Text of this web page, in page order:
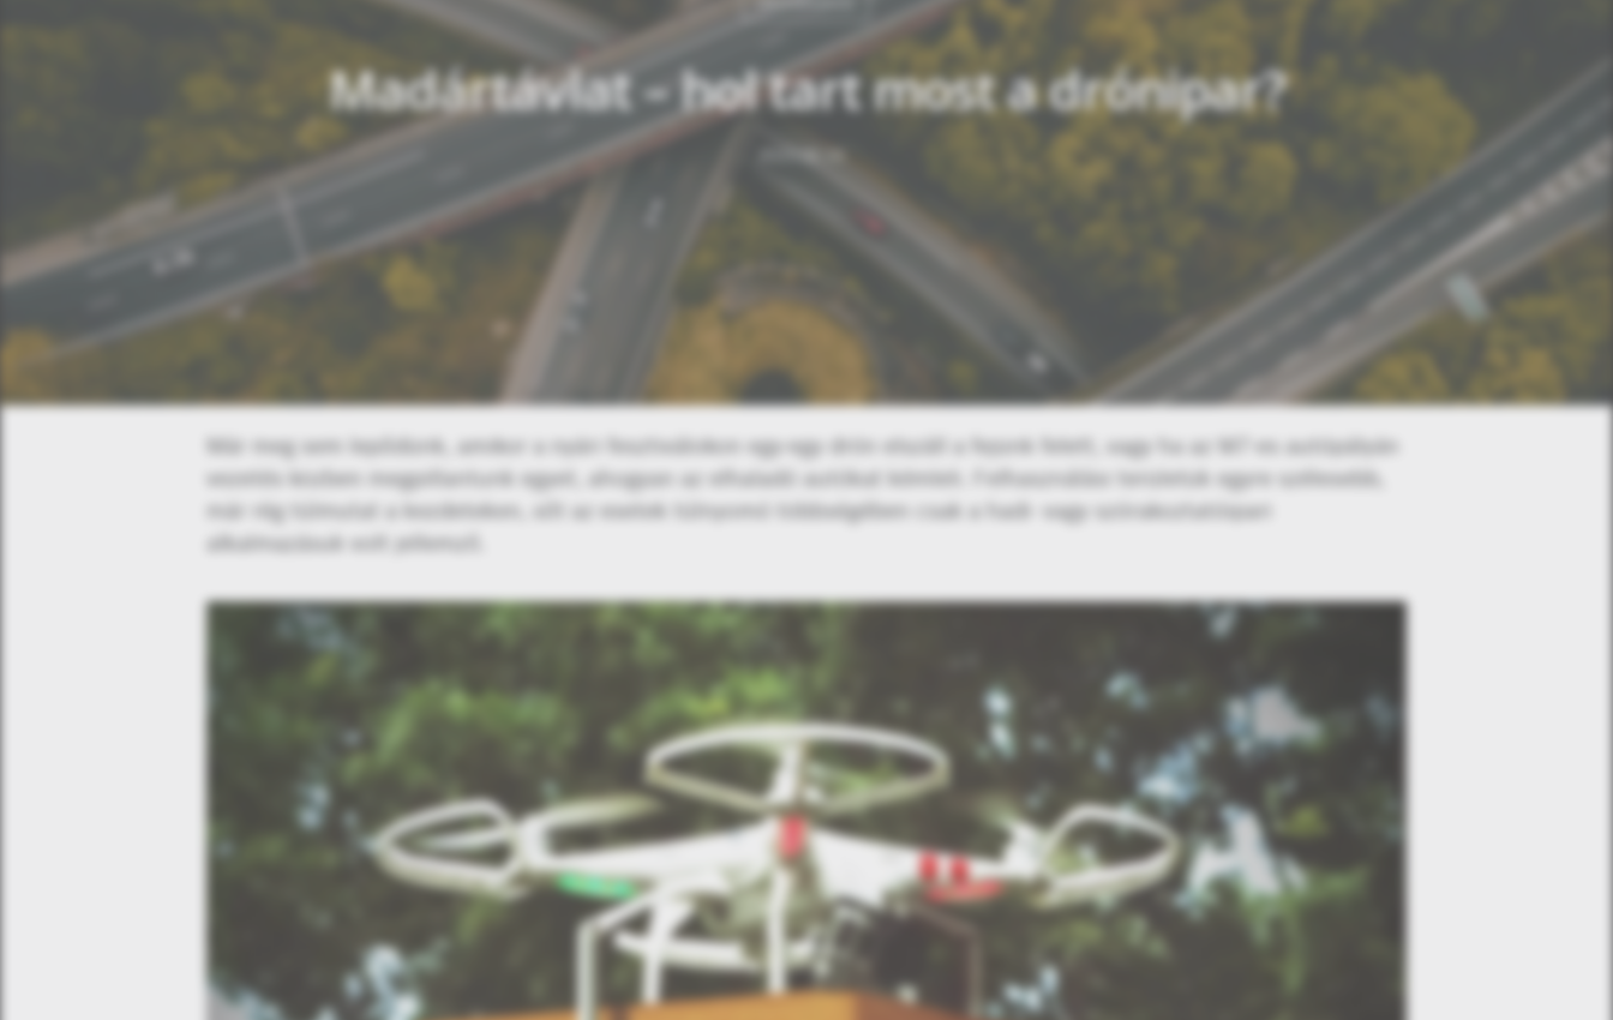
Madártávlat – hol tart most a drónipar?
2023.06.19
Már meg sem lepődünk, amikor a nyári fesztiválokon egy-egy drón elszáll a fejünk felett, vagy ha az M7-es autópályán
vezetés közben megpillantunk egyet, ahogyan az elhaladó autókat kémleli. Felhasználási területük egyre szélesebb,
már rég túlmutat a kezdeteken, sőt az esetek túlnyomó többségében csak a hadi- vagy szórakoztatóipari
alkalmazásuk volt jellemző.